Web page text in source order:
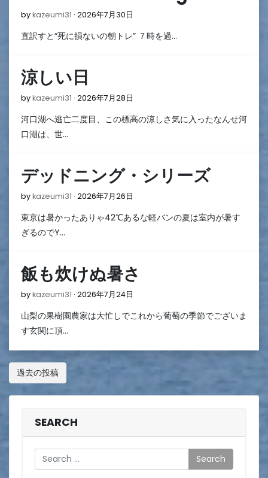
bykazeumi31 2026年7月30日
7
直訳すと“死に損ないの朝トレ” ７時を過…
涼しい日
bykazeumi31 2026年7月28日
7
河口湖へ逃亡二度目、この標高の涼しさ気に入ったなんせ河
口湖は、世…
デッドニング・シリーズ
bykazeumi31 2026年7月26日
7
東京は暑かったありゃ42℃あるな軽バンの夏は室内が暑す
ぎるのでY…
飯も炊けぬ暑さ
bykazeumi31 2026年7月24日
7
日
山梨の果樹園農家は大忙しでこれから葡萄の季節でございま
す玄関に頂…
投
稿
ビ
ゲ
過去の投稿
SEARCH
Search